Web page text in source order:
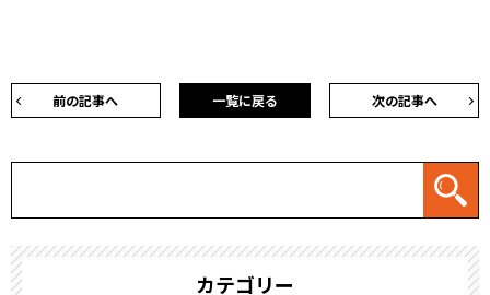
前の記事へ 次の記事へ
一覧に戻る
カテゴリー